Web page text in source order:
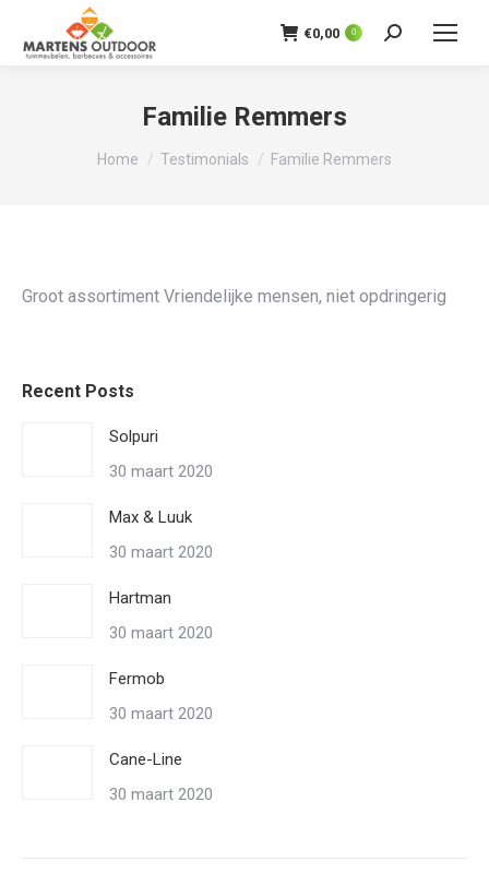
€0,00 0 Zoeken:
Familie Remmers
Je bent hier:
Home Testimonials Familie Remmers
Groot assortiment Vriendelijke mensen, niet opdringerig
Recent Posts
Solpuri
30 maart 2020
Max & Luuk
30 maart 2020
Hartman
30 maart 2020
Fermob
30 maart 2020
Cane-Line
30 maart 2020